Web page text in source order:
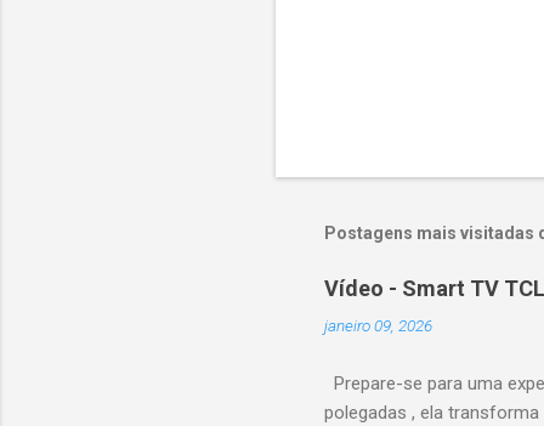
Postagens mais visitadas
Vídeo - Smart TV
janeiro 09, 2026
Prepare-se para uma
polegadas , ela